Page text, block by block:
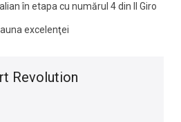
în etapa cu numărul 4 din Il Giro
excelenţei
Revolution